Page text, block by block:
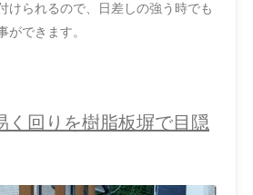
けられるので、日差しの強う時でも
ができます。
く回りを樹脂板塀で目隠